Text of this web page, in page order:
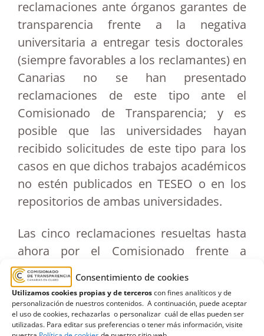
Consentimiento de cookies
Utilizamos cookies propias y de terceroscon fines analíticos y de
personalización de nuestros contenidos. A continuación, puede aceptar
el uso de cookies, rechazarlas o personalizar cuál de ellas pueden ser
utilizadas. Para editar sus preferencias o tener más información, visite
reclamaciones ante órganos garantes de
transparencia frente a la negativa
universitaria a entregar tesis doctorales
(siempre favorables a los reclamantes) en
Canarias no se han presentado
reclamaciones de este tipo ante el
Comisionado de Transparencia; y es
posible que las universidades hayan
recibido solicitudes de este tipo para los
casos en que dichos trabajos académicos
no estén publicados en TESEO o en los
repositorios de ambas universidades.
Las cinco reclamaciones resueltas hasta
ahora por el Comisionado frente a
negaciones de información de las
universidades canarias han sido
favorables para los ciudadanos
reclamantes y accesibles en el siguiente